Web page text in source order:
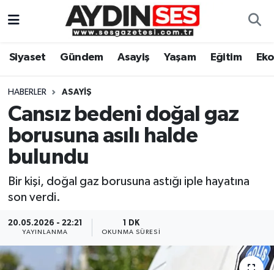
Siyaset Gündem Asayiş Yaşam Eğitim
HABERLER ASAYIŞ
Cansız bedeni doğal gaz
borusuna asılı halde
bulundu
Bir kişi, doğal gaz borusuna astığı iple hayatına
son verdi.
20.05.2026 - 22:21
YAYINLANMA
1 DK
OKUNMA SÜRESI
Gündem
Siyaset
Ekonomi
Eğitim
Kültür Sanat
Spor
Aydın Hava Durumu
Aydin Namaz Vakitleri
Aydın Trafik Yoğunluk Haritası
Tüm Manşetler
Son Dakika Haberleri
Haber Arşivi